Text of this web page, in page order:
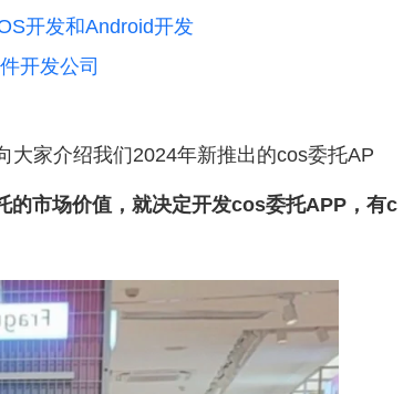
开发和Android开发
开发公司
大家介绍我们2024年新推出的cos委托AP
的市场价值，就决定开发cos委托APP，有c